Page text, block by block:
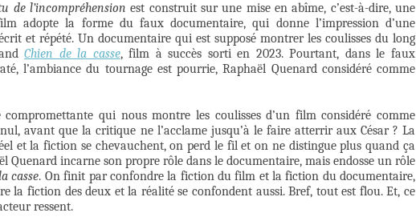
de l’incompréhension est construit sur une mise en abîme, c’est-à-dire, une
adopte la forme du faux documentaire, qui donne l’impression d’une
et répété. Un documentaire qui est supposé montrer les coulisses du long
Chien de la casse, film à succès sorti en 2023. Pourtant, dans le faux
l’ambiance du tournage est pourrie, Raphaël Quenard considéré comme
qui nous montre les coulisses d’un film considéré comme
avant que la critique ne l’acclame jusqu’à le faire atterrir aux César ? La
et la fiction se chevauchent, on perd le fil et on ne distingue plus quand ça
Quenard incarne son propre rôle dans le documentaire, mais endosse un rôle
casse. On finit par confondre la fiction du film et la fiction du documentaire,
la fiction des deux et la réalité se confondent aussi. Bref, tout est flou. Et, ce
ressent.